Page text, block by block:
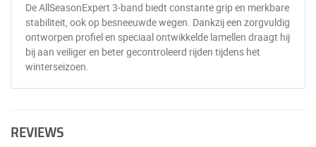
De AllSeasonExpert 3-band biedt constante grip en merkbare
stabiliteit, ook op besneeuwde wegen. Dankzij een zorgvuldig
ontworpen profiel en speciaal ontwikkelde lamellen draagt hij
bij aan veiliger en beter gecontroleerd rijden tijdens het
winterseizoen.
REVIEWS